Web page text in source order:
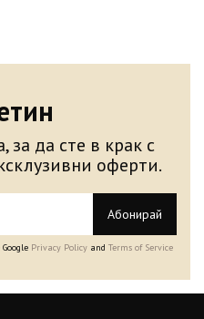
за да сте в крак с
оферти.
Абонирай
Privacy Policy and Terms of Service